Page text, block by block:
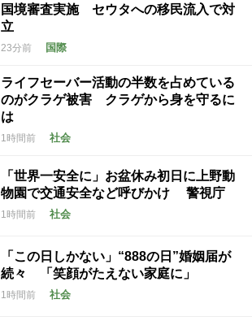
国境審査実施 セウタへの移民流入で対
立
23分前 国際
ライフセーバー活動の半数を占めている
のがクラゲ被害 クラゲから身を守るに
は
1時間前 社会
「世界一安全に」お盆休み初日に上野動
物園で交通安全など呼びかけ 警視庁
1時間前 社会
「この日しかない」“888の日”婚姻届が
続々 「笑顔がたえない家庭に」
1時間前 社会